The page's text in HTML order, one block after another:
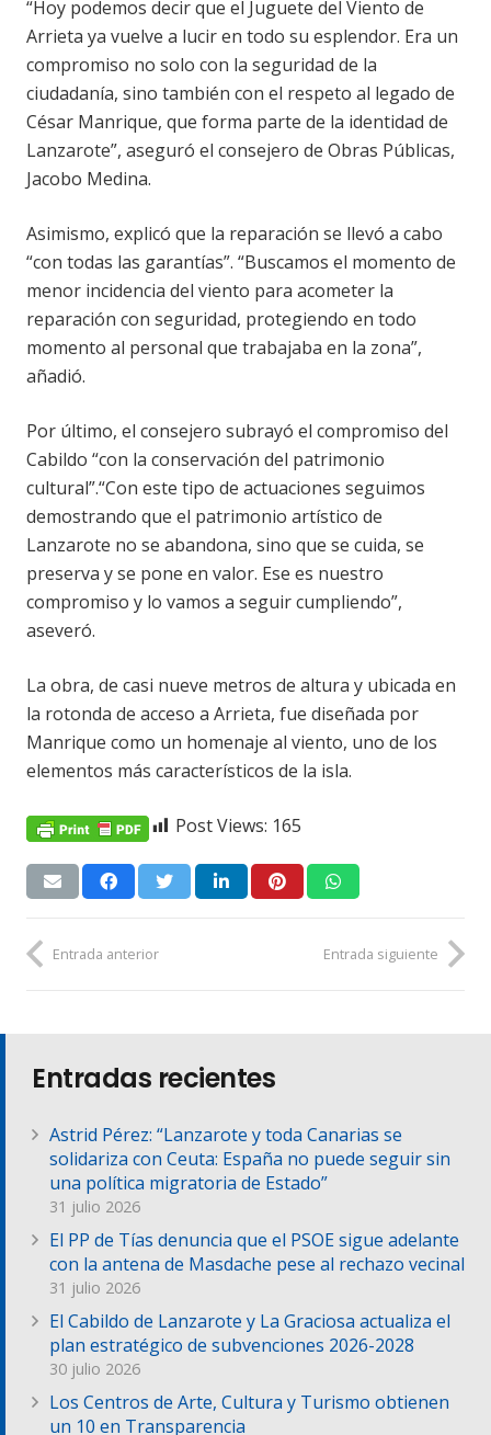
“Hoy podemos decir que el Juguete del Viento de
Arrieta ya vuelve a lucir en todo su esplendor. Era un
compromiso no solo con la seguridad de la
ciudadanía, sino también con el respeto al legado de
César Manrique, que forma parte de la identidad de
Lanzarote”, aseguró el consejero de Obras Públicas,
Jacobo Medina.
Asimismo, explicó que la reparación se llevó a cabo
“con todas las garantías”. “Buscamos el momento de
menor incidencia del viento para acometer la
reparación con seguridad, protegiendo en todo
momento al personal que trabajaba en la zona”,
añadió.
Por último, el consejero subrayó el compromiso del
Cabildo “con la conservación del patrimonio
cultural”.“Con este tipo de actuaciones seguimos
demostrando que el patrimonio artístico de
Lanzarote no se abandona, sino que se cuida, se
preserva y se pone en valor. Ese es nuestro
compromiso y lo vamos a seguir cumpliendo”,
aseveró.
La obra, de casi nueve metros de altura y ubicada en
la rotonda de acceso a Arrieta, fue diseñada por
Manrique como un homenaje al viento, uno de los
elementos más característicos de la isla.
Post Views: 165
Entrada anterior Entrada siguiente
Entradas recientes
Astrid Pérez: “Lanzarote y toda Canarias se
solidariza con Ceuta: España no puede seguir sin
una política migratoria de Estado”
31 julio 2026
El PP de Tías denuncia que el PSOE sigue adelante
con la antena de Masdache pese al rechazo vecinal
31 julio 2026
El Cabildo de Lanzarote y La Graciosa actualiza el
plan estratégico de subvenciones 2026-2028
30 julio 2026
Los Centros de Arte, Cultura y Turismo obtienen
un 10 en Transparencia